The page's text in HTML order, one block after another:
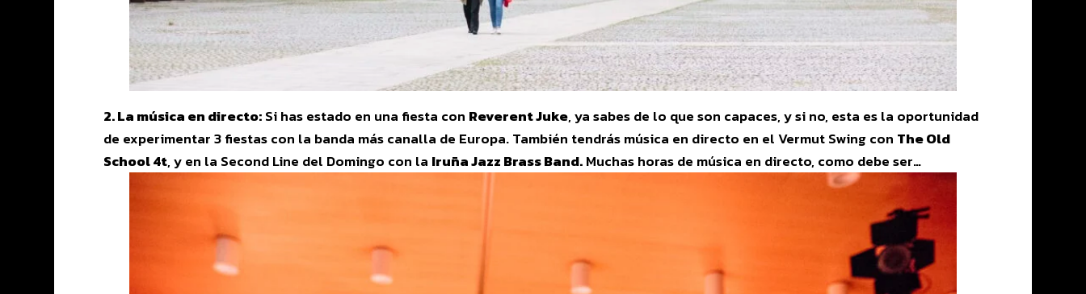
2. La música en directo:Si has estado en una fiesta con Reverent Juke, ya sabes de lo que son capaces, y si no, esta es la oportunidad
de experimentar 3 fiestas con la banda más canalla de Europa. También tendrás música en directo en el Vermut Swing con The Old
School 4t, y en la Second Line del Domingo con la Iruña Jazz Brass Band.Muchas horas de música en directo, como debe ser…